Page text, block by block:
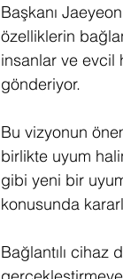
Başkanı
özelliklerin
insanlar ve evcil
gönderiyor.
Bu vizyonun
birlikte uyum
gibi yeni bir
konusunda
Bağlantılı cihaz